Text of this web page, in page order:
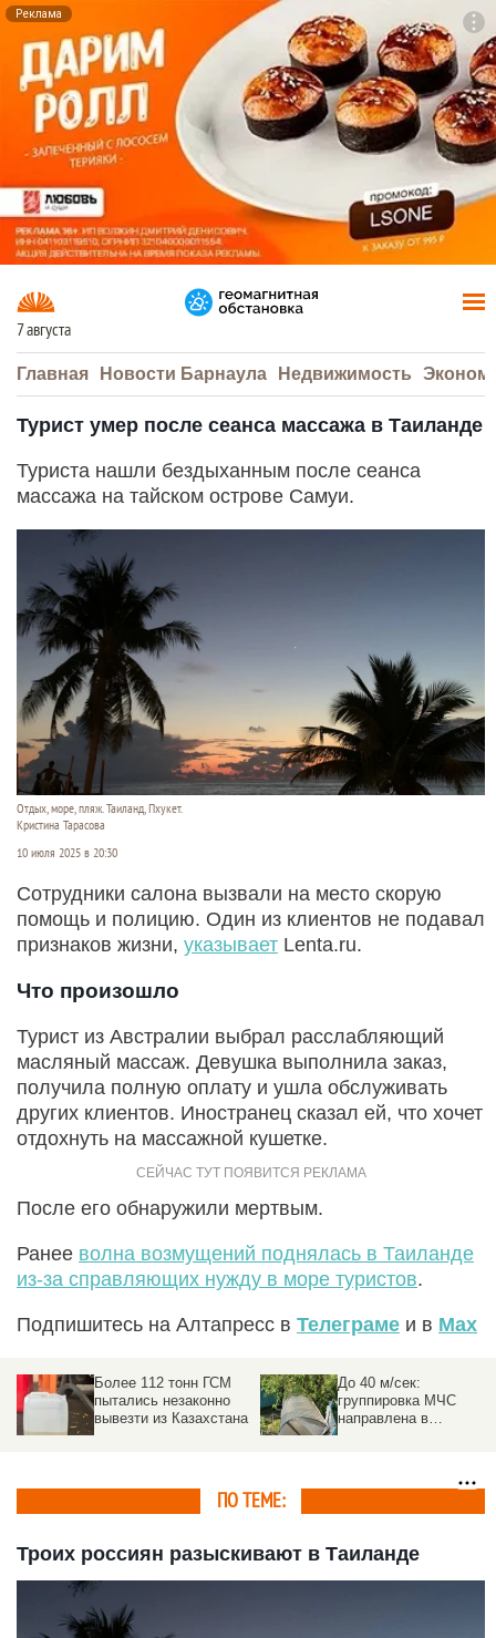
Реклама
7 августа
Главная Новости Барнаула Недвижимость
Турист умер после сеанса массажа в Таиланде
Туриста нашли бездыханным после сеанса
массажа на тайском острове Самуи.
Отдых, море, пляж. Таиланд, Пхукет.
Кристина Тарасова
10 июля 2025 в 20:30
Сотрудники салона вызвали на место скорую
помощь и полицию. Один из клиентов не подавал
признаков жизни, указывает Lenta.ru.
Что произошло
Турист из Австралии выбрал расслабляющий
масляный массаж. Девушка выполнила заказ,
получила полную оплату и ушла обслуживать
других клиентов. Иностранец сказал ей, что хочет
отдохнуть на массажной кушетке.
После его обнаружили мертвым.
Ранее волна возмущений поднялась в Таиланде
из-за справляющих нужду в море туристов.
Подпишитесь на Алтапресс в Телеграме и в Max
Более 112 тонн ГСМ
пытались незаконно
вывезти из Казахстана
До 40 м/сек:
группировка МЧС
направлена в
ПО ТЕМЕ:
Троих россиян разыскивают в Таиланде